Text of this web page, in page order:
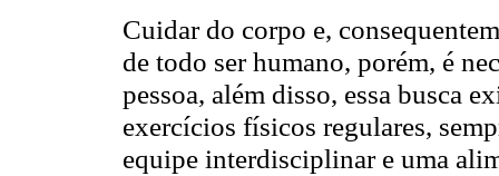
Cuidar do corpo e,
de todo ser humano, porém, é
pessoa, além disso, essa busca
exercícios físicos regulares,
equipe interdisciplinar e uma